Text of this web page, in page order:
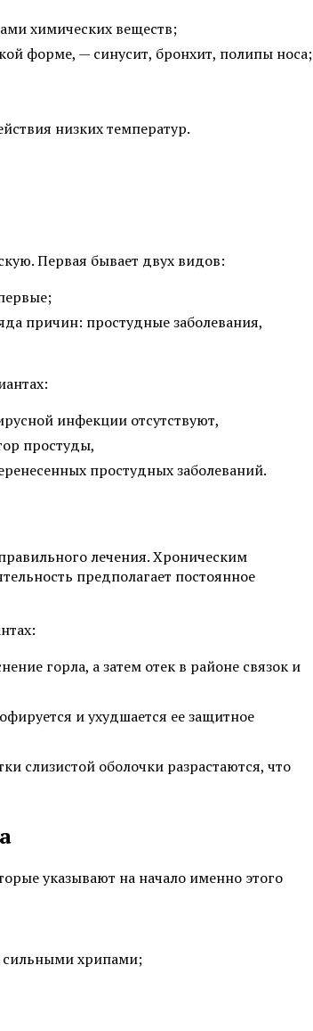
химических веществ;
форме, — синусит, бронхит, полипы носа;
низких температур.
Первая бывает двух видов:
причин: простудные заболевания,
инфекции отсутствуют,
простуды,
простудных заболеваний.
лечения. Хроническим
предполагает постоянное
горла, а затем отек в районе связок и
и ухудшается ее защитное
слизистой оболочки разрастаются, что
указывают на начало именно этого
сильными хрипами;